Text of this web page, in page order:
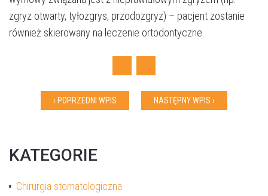
zgryz otwarty, tyłozgrys, przodozgryz) – pacjent zostanie
również skierowany na leczenie ortodontyczne.
Facebook
Twitter
‹ POPRZEDNI WPIS NASTĘPNY WPIS ›
KATEGORIE
Chirurgia stomatologiczna